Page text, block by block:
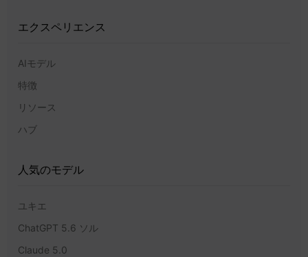
エクスペリエンス
AIモデル
特徴
リソース
ハブ
人気のモデル
ユキエ
ChatGPT 5.6 ソル
Claude 5.0